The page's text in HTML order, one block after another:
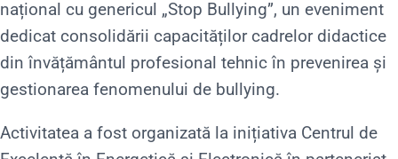
național cu genericul „Stop Bullying”, un eveniment
dedicat consolidării capacităților cadrelor didactice
din învățământul profesional tehnic în prevenirea și
gestionarea fenomenului de bullying.
Activitatea a fost organizată la inițiativa Centrul de